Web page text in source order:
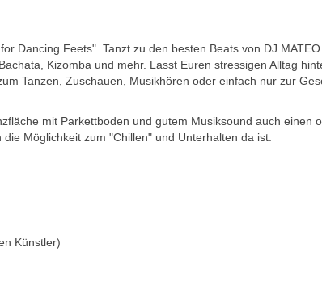
Dancing Feets". Tanzt zu den besten Beats von DJ
Kizomba und mehr. Lasst Euren stressigen Alltag
Tanzen, Zuschauen, Musikhören oder einfach nur zur
mit Parkettboden und gutem Musiksound auch einen
Möglichkeit zum "Chillen" und Unterhalten da ist.
Künstler)